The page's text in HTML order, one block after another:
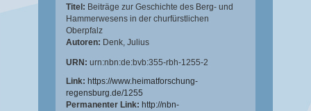
Titel: Beiträge zur Geschichte des Berg- und
Hammerwesens in der churfürstlichen
Oberpfalz
Autoren: Denk, Julius
URN: urn:nbn:de:bvb:355-rbh-1255-2
Link: https://www.heimatforschung-
regensburg.de/1255
Permanenter Link: http://nbn-